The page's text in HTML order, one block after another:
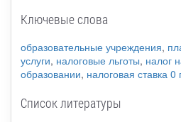
Ключевые слова
образовательные учреждения,
услуги, налоговые льготы, налог
образовании, налоговая ставка 0
Список литературы